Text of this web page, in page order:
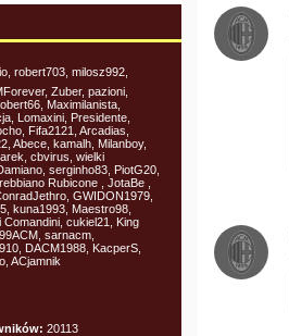
robert703, milosz992,
Zuber, pazioni,
Maximilanista,
Lomaxini, Presidente,
Fifa2121, Arcadias,
Abece, kamalh, Milanboy,
cbvirus, wielki
serginho83, PiotG20,
Rubicone , JotaBe ,
GWIDON1979,
kuna1993, Maestro98,
Comandini, cukiel21, King
sarnacm,
DACM1988, KacperS,
ACjamnik
20113